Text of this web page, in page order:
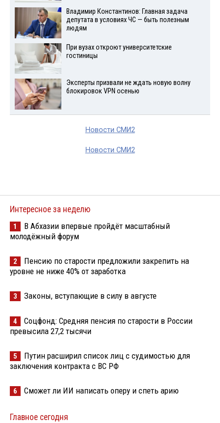
Владимир Константинов: Главная задача
депутата в условиях ЧС — быть полезным
людям
При вузах откроют университетские
гостиницы
Эксперты призвали не ждать новую волну
блокировок VPN осенью
Новости СМИ2
Новости СМИ2
Интересное за неделю
1
В Абхазии впервые пройдёт масштабный
молодёжный форум
2
Пенсию по старости предложили закрепить на
уровне не ниже 40% от заработка
3 Законы, вступающие в силу в августе
4
Соцфонд: Средняя пенсия по старости в России
превысила 27,2 тысячи
5
Путин расширил список лиц с судимостью для
заключения контракта с ВС РФ
6 Сможет ли ИИ написать оперу и спеть арию
Главное сегодня